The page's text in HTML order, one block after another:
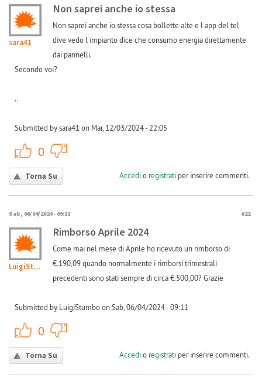
sara41
Non saprei anche io stessa
Non saprei anche io stessa cosa bollette alte e l app del tel
dive vedo l impianto dice che consumo energia direttamente
dai pannelli.
Secondo voi?
..
Submitted by sara41 on Mar, 12/03/2024 - 22:05
0
Torna Su Accedio registratiper inserire commenti.
Sab, 06/04/2024 - 09:11 #22
LuigiStumbo
Rimborso Aprile 2024
Come mai nel mese di Aprile ho ricevuto un rimborso di
€.190,09 quando normalmente i rimborsi trimestrali
precedenti sono stati sempre di circa €.500,00? Grazie
Submitted by LuigiStumbo on Sab, 06/04/2024 - 09:11
0
Torna Su Accedio registratiper inserire commenti.